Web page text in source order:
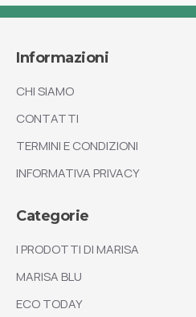
Informazioni
CHI SIAMO
CONTATTI
TERMINI E CONDIZIONI
INFORMATIVA PRIVACY
Categorie
I PRODOTTI DI MARISA
MARISA BLU
ECO TODAY